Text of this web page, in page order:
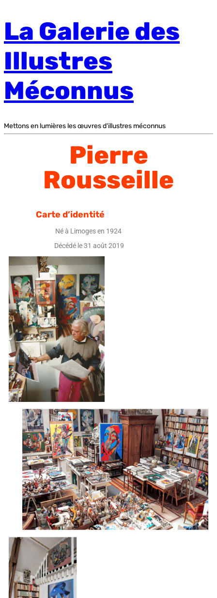
La Galerie des
Illustres
Méconnus
Mettons en lumières les œuvres d'illustres méconnus
Pierre
Rousseille
Carte d’identité
Né à Limoges en 1924
Décédé le 31 août 2019